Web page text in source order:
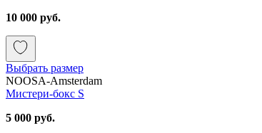
10 000 руб.
Выбрать размер
NOOSA-Amsterdam
Мистери-бокс S
5 000 руб.